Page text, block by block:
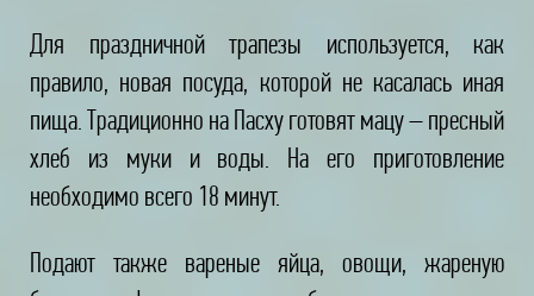
Для праздничной трапезы используется, как
правило, новая посуда, которой не касалась иная
пища. Традиционно на Пасху готовят мацу – пресный
хлеб из муки и воды. На его приготовление
необходимо всего 18 минут.
Подают также вареные яйца, овощи, жареную